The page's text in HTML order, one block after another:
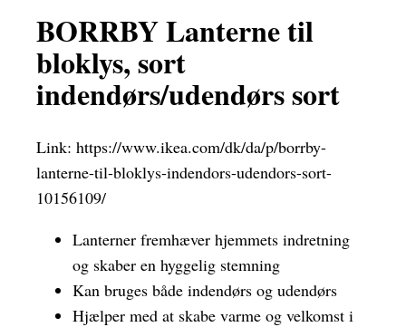
BORRBY Lanterne til
bloklys, sort
indendørs/udendørs sort
Link: https://www.ikea.com/dk/da/p/borrby-
lanterne-til-bloklys-indendors-udendors-sort-
10156109/
Lanterner fremhæver hjemmets indretning
og skaber en hyggelig stemning
Kan bruges både indendørs og udendørs
Hjælper med at skabe varme og velkomst i